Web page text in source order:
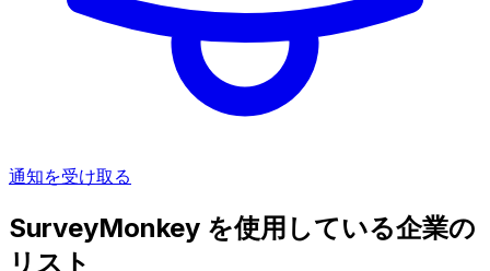
通知を受け取る
SurveyMonkey を使用している企業の
リスト